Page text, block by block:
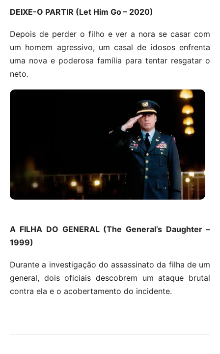
DEIXE-O PARTIR (Let Him Go – 2020)
Depois de perder o filho e ver a nora se casar com
um homem agressivo, um casal de idosos enfrenta
uma nova e poderosa família para tentar resgatar o
neto.
A FILHA DO GENERAL (The General’s Daughter –
1999)
Durante a investigação do assassinato da filha de um
general, dois oficiais descobrem um ataque brutal
contra ela e o acobertamento do incidente.